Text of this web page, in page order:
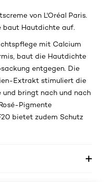
von L'Oréal Paris.
baut Hautdichte auf.
mit Calcium
baut die Hautdichte
entgegen. Die
Extrakt stimuliert die
bringt nach und nach
Pigmente
bietet zudem Schutz